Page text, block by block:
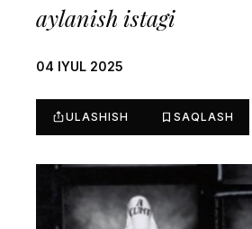
aylanish istagi
04 IYUL 2025
ULASHISH SAQLASH